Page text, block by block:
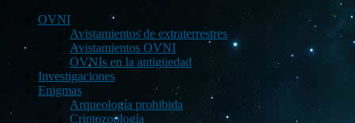
OVNI
Avistamientos de extraterrestres
Avistamientos OVNI
OVNIs en la antigüedad
Investigaciones
Enigmas
Arqueología prohibida
Criptozoología